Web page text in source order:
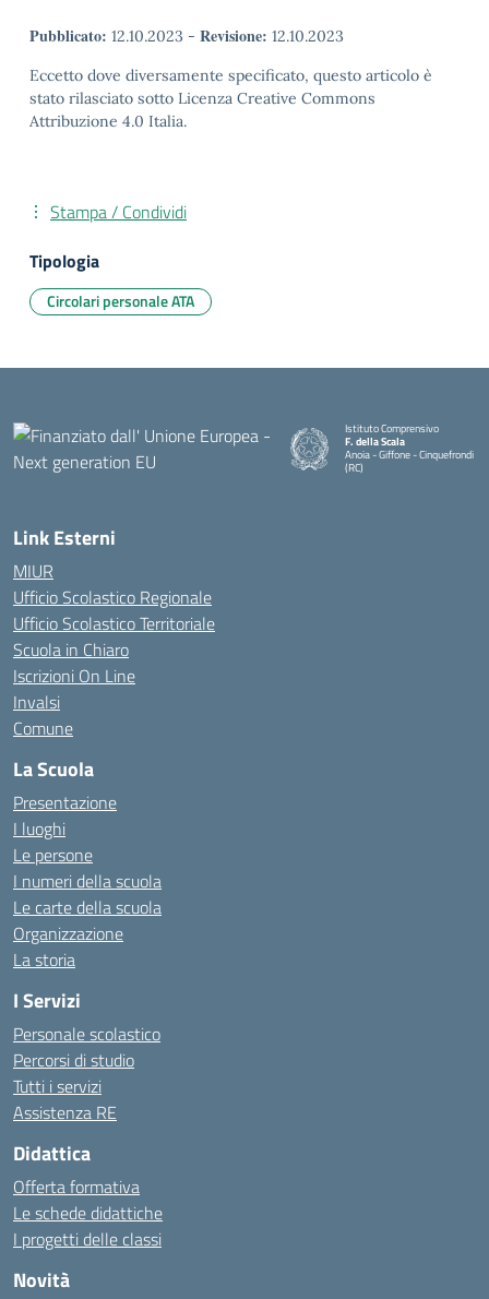
Pubblicato: 12.10.2023 - Revisione: 12.10.2023
Eccetto dove diversamente specificato, questo articolo è
stato rilasciato sotto Licenza Creative Commons
Attribuzione 4.0 Italia.
Stampa / Condividi
Tipologia
Circolari personale ATA
Istituto Comprensivo
F. della Scala
Anoia - Giffone - Cinquefrondi
(RC)
Link Esterni
MIUR
Ufficio Scolastico Regionale
Ufficio Scolastico Territoriale
Scuola in Chiaro
Iscrizioni On Line
Invalsi
Comune
La Scuola
Presentazione
I luoghi
Le persone
I numeri della scuola
Le carte della scuola
Organizzazione
La storia
I Servizi
Personale scolastico
Percorsi di studio
Tutti i servizi
Assistenza RE
Didattica
Offerta formativa
Le schede didattiche
I progetti delle classi
Novità